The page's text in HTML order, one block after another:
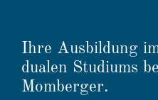
Ihre Ausbil­dung
dualen Studiums
Momberger.